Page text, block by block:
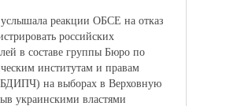
реакции ОБСЕ на отказ
российских
в составе группы Бюро по
институтам и правам
на выборах в Верховную
украинскими властями